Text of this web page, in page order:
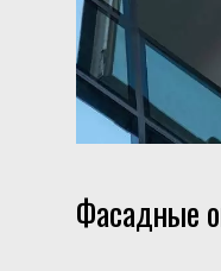
Фасадные